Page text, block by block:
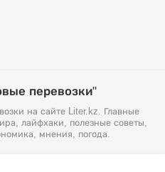
перевозки"
на сайте Liter.kz. Главные
лайфхаки, полезные советы,
мнения, погода.